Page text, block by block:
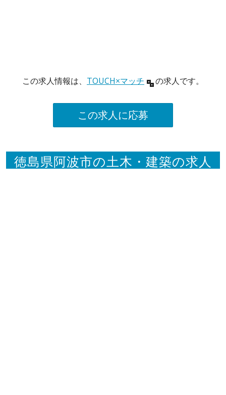
この求人情報は、 TOUCH×マッチ の求人です。
この求人に応募
徳島県阿波市の土木・建築の求人